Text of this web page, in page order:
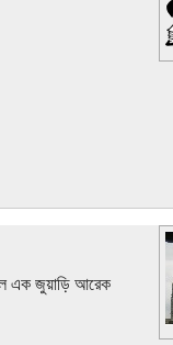
এক জুয়াড়ি আরেক